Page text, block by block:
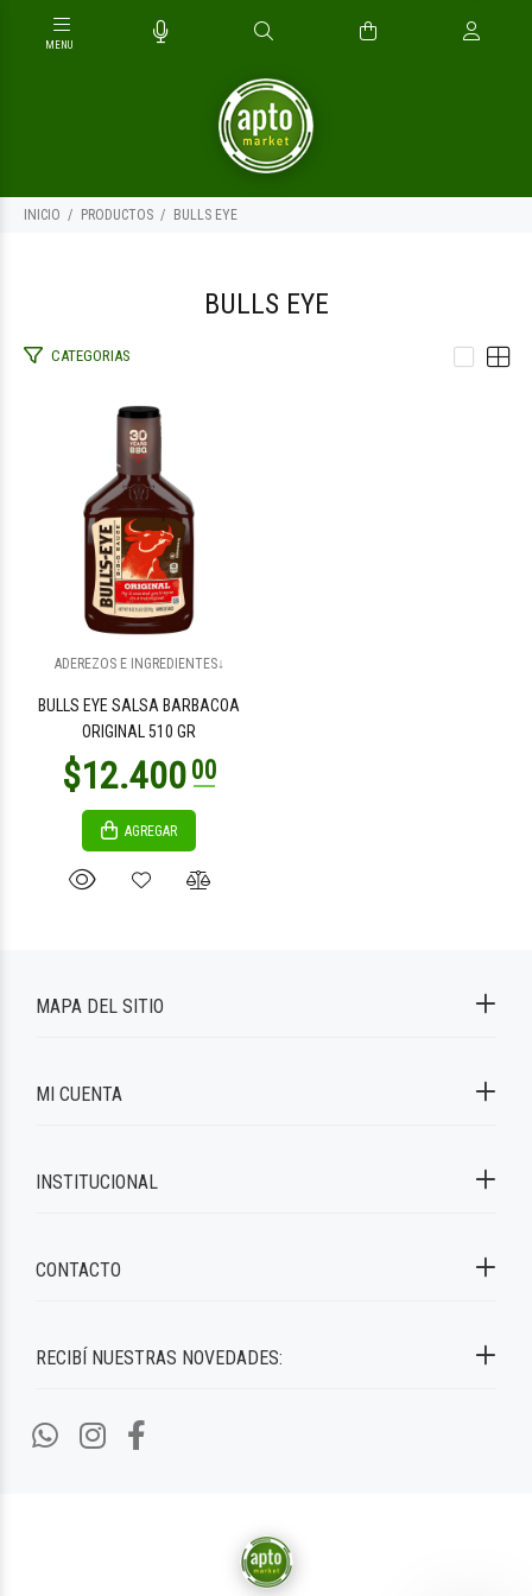
INICIO PRODUCTOS BULLS EYE
BULLS EYE
CATEGORIAS
ADEREZOS E INGREDIENTES↓
BULLS EYE SALSA BARBACOA
ORIGINAL 510 GR
AGREGAR
RECIBÍ NUESTRAS NOVEDADES:
MAPA DEL SITIO
MI CUENTA
INSTITUCIONAL
CONTACTO